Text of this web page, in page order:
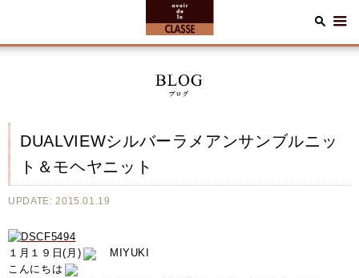
DUALVIEWシルバーラメアンサンブルニッ
ト＆モヘヤニット
UPDATE: 2015.01.19
１月１９日(月)
MIYUKI
こんにちは